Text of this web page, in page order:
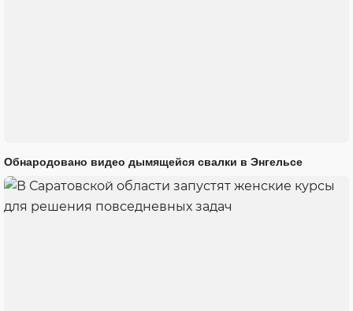
Обнародовано видео дымящейся свалки в Энгельсе